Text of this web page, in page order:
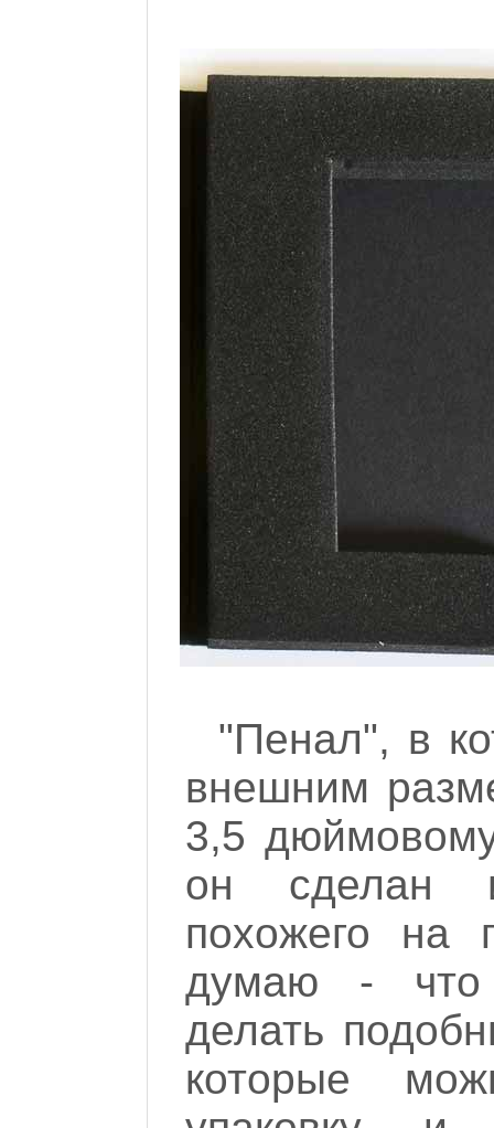
"Пенал", в
внешним
3,5
он сделан
похожего на
думаю - что
делать
которые